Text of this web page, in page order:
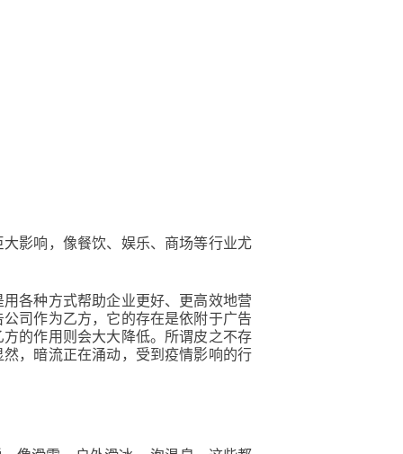
影响，像餐饮、娱乐、商场等行业尤
各种方式帮助企业更好、更高效地营
司作为乙方，它的存在是依附于广告
的作用则会大大降低。所谓皮之不存
，暗流正在涌动，受到疫情影响的行